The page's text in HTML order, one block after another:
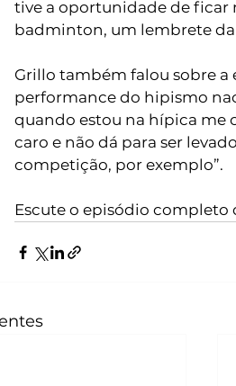
tive a oportunidade de
badminton, um lembrete da
Grillo também falou sobre a
performance do hipismo
quando estou na hípica me
caro e não dá para ser
competição, por exemplo”.
Escute o episódio completo